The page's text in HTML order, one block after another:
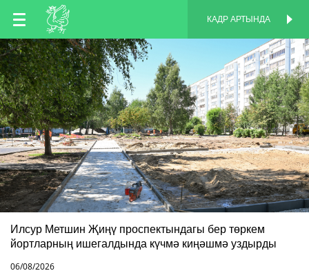
TT
EN
RU
КАДР АРТЫНДА
Илсур Метшин Җиңү проспектындагы бер төркем
йортларның ишегалдында күчмә киңәшмә уздырды
06/08/2026
КАДР АРТЫНДА